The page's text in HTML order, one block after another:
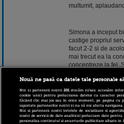
multumit,
Simona a inceput
castige propriul
facut 2-2 si de
mai trecut ea la
concentreze la fel.
data cu 2-0. Este a
Sharapovei in
Paris.
Nouă ne pasă ca datele tale personale
Noi și partenerii noștri201stocăm și/sau accesăm
cookie unici pentru prelucrarea datelor cu caracter
făcând clic mai jos sau în orice moment, pe pagina cu
raportate partenerilor noștri și nu vă vor afecta navigarea.
Noi si partenerii nostri (retelele de socializare si
nostri de servicii de date analitice) prelucram date
personaliza continutul si anunturile publicitare afisate in